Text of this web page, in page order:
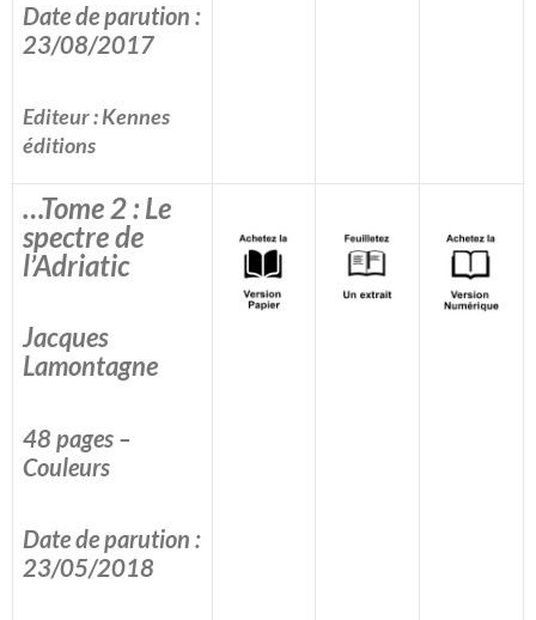
Date de parution :
23/08/2017
Editeur : Kennes
éditions
…Tome 2 : Le
spectre de
l’Adriatic
Jacques
Lamontagne
48 pages –
Couleurs
Date de parution :
23/05/2018